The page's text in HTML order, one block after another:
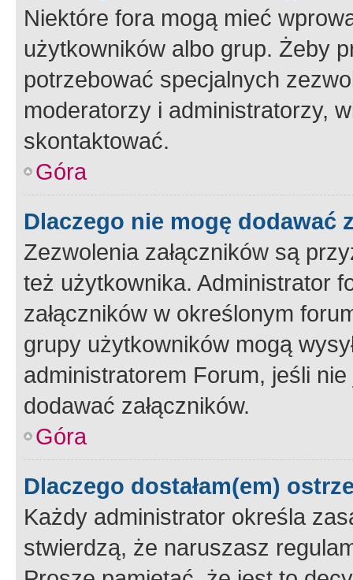
Niektóre fora mogą mieć
użytkowników albo grup. Żeby
potrzebować specjalnych
moderatorzy i administratorzy,
skontaktować.
Góra
Dlaczego nie mogę dodawać
Zezwolenia załączników są
też użytkownika. Administrator
załączników w określonym
grupy użytkowników mogą
administratorem Forum, jeśli
dodawać załączników.
Góra
Dlaczego dostałam(em)
Każdy administrator określa
stwierdzą, że naruszasz